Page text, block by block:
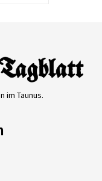
im Taunus.